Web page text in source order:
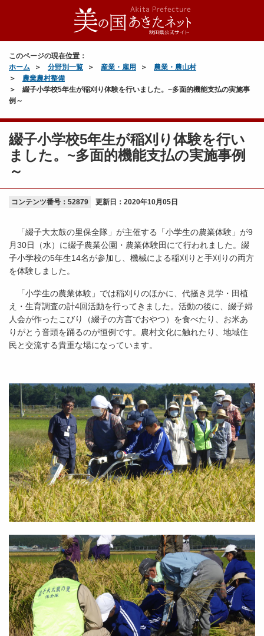
このページの現在位置：
ホーム
分野別一覧 産業・雇用
農業・農山村
農業農村整備
綴子小学校5年生が稲刈り体験を行いました。~多面的機能支払の実施事
例～
綴子小学校5年生が稲刈り体験を行い
ました。~多面的機能支払の実施事例
～
コンテンツ番号：52879 更新日： 2020年10月05日
「綴子大太鼓の里保全隊」が主催する「小学生の農業体験」が9
月30日（水）に綴子農業公園・農業体験田にて行われました。綴
子小学校の5年生14名が参加し、機械による稲刈りと手刈りの両方
を体験しました。
「小学生の農業体験」では稲刈りのほかに、代掻き見学・田植
え・生育調査の計4回活動を行ってきました。活動の後に、綴子婦
人会が作ったこびり（綴子の方言でおやつ）を食べたり、お米あ
りがとう音頭を踊るのが恒例です。農村文化に触れたり、地域住
民と交流する貴重な場になっています。